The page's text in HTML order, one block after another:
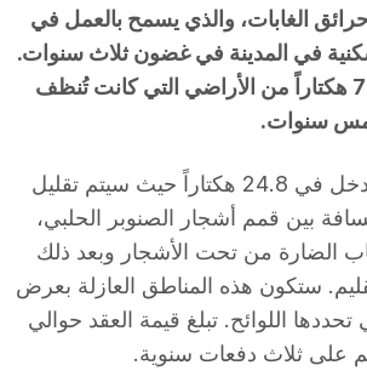
حرائق الغابات، والذي يسمح بالعمل في
في المدينة في غضون ثلاث سنوات.
وهي مساحة تبلغ 73 هكتاراً من الأراضي التي كانت تُنظف
سنوات.
هذا العام، سيتم التدخل في 24.8 هكتاراً حيث سيتم تقليل
بين قمم أشجار الصنوبر الحلبي،
الضارة من تحت الأشجار وبعد ذلك
ستكون هذه المناطق العازلة بعرض
التي تحددها اللوائح. تبلغ قيمة العقد حوالي